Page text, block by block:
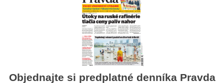
Objednajte si predplatné denníka Pravda